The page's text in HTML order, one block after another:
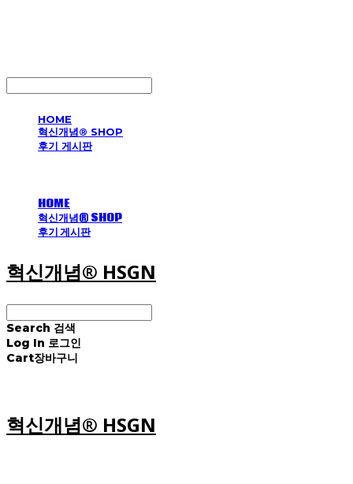
HOME
혁신개념® SHOP
후기 게시판
HOME
혁신개념® SHOP
후기 게시판
혁신개념® HSGN
Search 검색
Log In 로그인
Cart장바구니
혁신개념® HSGN